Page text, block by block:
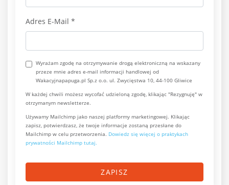
Adres E-Mail *
Wyrażam zgodę na otrzymywanie drogą elektroniczną na wskazany
przeze mnie adres e-mail informacji handlowej od
Wakacyjnapapuga.pl Sp.z o.o. ul. Zwycięstwa 10, 44-100 Gliwice
W każdej chwili możesz wycofać udzieloną zgodę, klikając "Rezygnuję" w
otrzymanym newsletterze.
Używamy Mailchimp jako naszej platformy marketingowej. Klikając
zapisz, potwierdzasz, że twoje informacje zostaną przesłane do
Mailchimp w celu przetworzenia. Dowiedz się więcej o praktykach
prywatności Mailchimp tutaj.
ZAPISZ